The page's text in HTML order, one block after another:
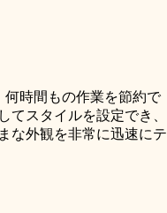
時間もの作業を節約で
てスタイルを設定でき、
な外観を非常に迅速にテ